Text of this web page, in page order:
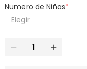
Numero de Niñas*
Elegir